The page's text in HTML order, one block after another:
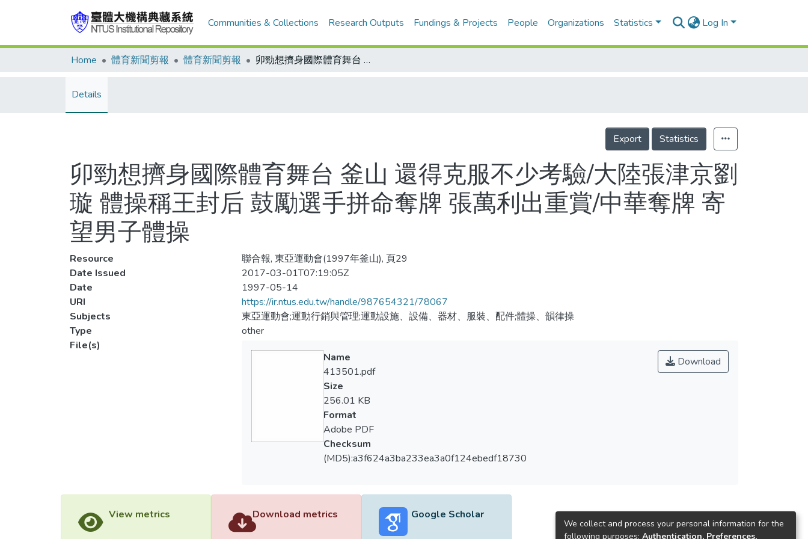
Communities & Collections Research Outputs Fundings & Projects People Organizations Statistics Log In
Home 體育新聞剪報 體育新聞剪報 卯勁想擠身國際體育舞台 釜山 還得克服不少考驗/大陸張津京劉璇 體操稱王封后 鼓勵選手拼命奪牌 張萬利出重賞/中華奪牌 寄望男子體操
Details
Export Statistics
卯勁想擠身國際體育舞台 釜山 還得克服不少考驗/大陸張津京劉
璇 體操稱王封后 鼓勵選手拼命奪牌 張萬利出重賞/中華奪牌 寄
望男子體操
Resource
聯合報, 東亞運動會(1997年釜山), 頁29
Date Issued
2017-03-01T07:19:05Z
Date
1997-05-14
URI
https://ir.ntus.edu.tw/handle/987654321/78067
Subjects
東亞運動會;運動行銷與管理;運動設施、設備、器材、服裝、配件;體操、韻律操
Type
other
File(s)
Download
Name
413501.pdf
Size
256.01 KB
Format
Adobe PDF
Checksum
(MD5):a3f624a3ba233ea3a0f124ebedf18730
View metrics Download metrics Google Scholar
We collect and process your personal information for the
following purposes: Authentication, Preferences,